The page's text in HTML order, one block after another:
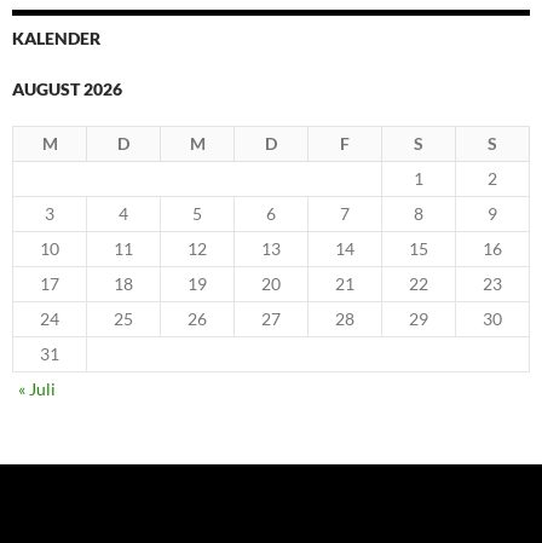
KALENDER
AUGUST 2026
M D M D F S
S
1
2
3
4 5 6 7 8
9
10
11 12 13 14 15
16
17
18 19 20 21 22
23
24
25 26 27 28 29
30
31
« Juli